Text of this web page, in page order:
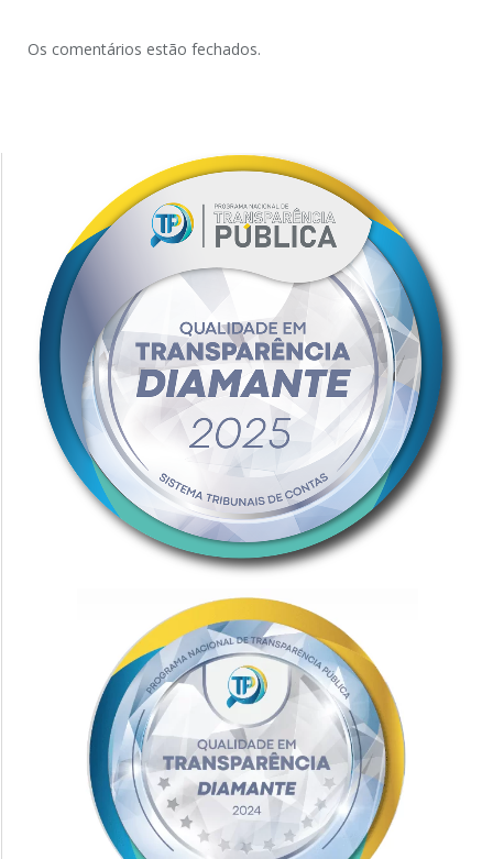
Os comentários estão fechados.